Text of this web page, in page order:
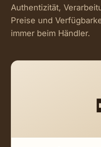
Authentizität,
Preise und
immer beim Händler.